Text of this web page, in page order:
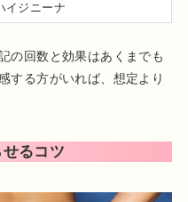
イジニーナ
の回数と効果はあくまでも
する方がいれば、想定より
るコツ